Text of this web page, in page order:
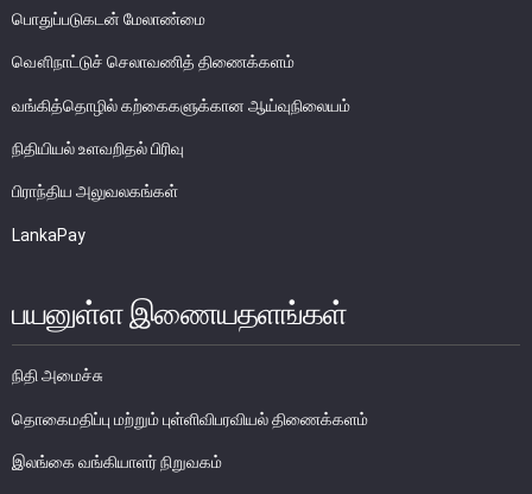
உள்நாட்டின் வெளிநாட்டுச் செலாவணிச் சந்தை
கம்பனிப் படுகடன் பிணையங்கள் சந்தை
கொழும்பு பங்குப் பரிவர்த்தனை
நிதியியல் உட்கட்டமைப்பு
கொடுகடன் தகவல்
சட்டங்களும் ஒழுங்கு விதிகளும்
பிரமிட் திட்டங்கள்
சாதனங்கள் மற்றும் நடைமுறைப்படுத்தல்
பொதுப்படுகடன் மேலாண்மை
வௌிநாட்டுச் செலாவணித் திணைக்களம்
வங்கித்தொழில் கற்கைகளுக்கான ஆய்வுநிலையம்
நிதியியல் உளவறிதல் பிரிவு
பிராந்திய அலுவலகங்கள்
LankaPay
பயனுள்ள இணையதளங்கள்
நிதி அமைச்சு
தொகைமதிப்பு மற்றும் புள்ளிவிபரவியல் திணைக்களம்
இலங்கை வங்கியாளர் நிறுவகம்